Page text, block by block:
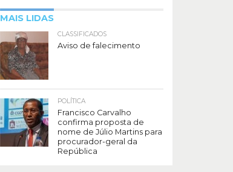
MAIS LIDAS
CLASSIFICADOS
Aviso de falecimento
POLÍTICA
Francisco Carvalho
confirma proposta de
nome de Júlio Martins para
procurador-geral da
República